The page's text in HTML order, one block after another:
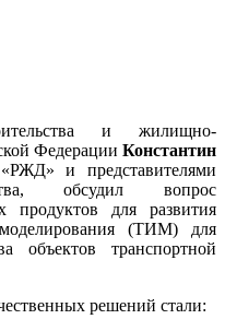
и жилищно-
Федерации Константин
и представителями
обсудил вопрос
продуктов для развития
(ТИМ) для
объектов транспортной
решений стали: